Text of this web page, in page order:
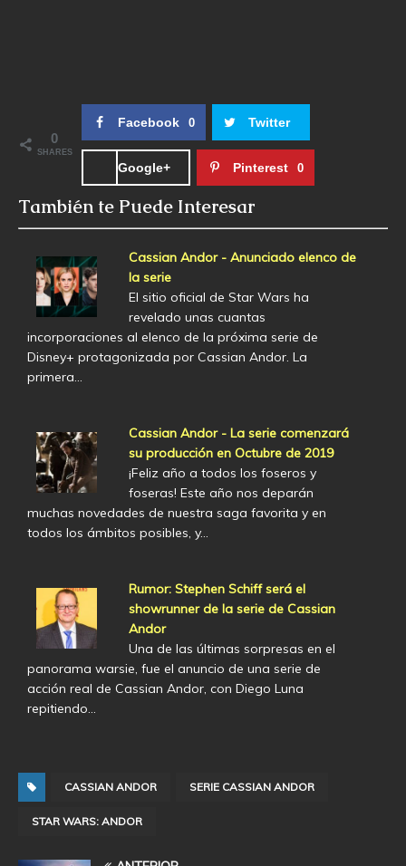
0
SHARES
Facebook 0 Twitter
Google+ Pinterest 0
También te Puede Interesar
Cassian Andor - Anunciado elenco de
la serie
El sitio oficial de Star Wars ha
revelado unas cuantas
incorporaciones al elenco de la próxima serie de
Disney+ protagonizada por Cassian Andor. La
primera…
Cassian Andor - La serie comenzará
su producción en Octubre de 2019
¡Feliz año a todos los foseros y
foseras! Este año nos deparán
muchas novedades de nuestra saga favorita y en
todos los ámbitos posibles, y…
Rumor: Stephen Schiff será el
showrunner de la serie de Cassian
Andor
Una de las últimas sorpresas en el
panorama warsie, fue el anuncio de una serie de
acción real de Cassian Andor, con Diego Luna
repitiendo…
CASSIAN ANDOR SERIE CASSIAN ANDOR
STAR WARS: ANDOR